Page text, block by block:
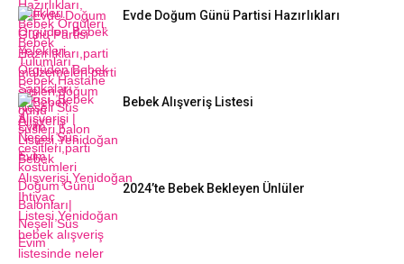
Evde Doğum Günü Partisi Hazırlıkları
Bebek Alışveriş Listesi
2024’te Bebek Bekleyen Ünlüler